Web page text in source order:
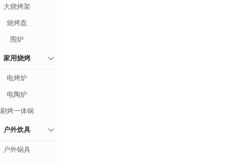
大烧烤架
烧烤盘
围炉
家用烧烤
电烤炉
电陶炉
刷烤一体锅
户外炊具
户外锅具